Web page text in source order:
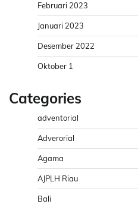
Februari 2023
Januari 2023
Desember 2022
Oktober 1
Categories
adventorial
Adverorial
Agama
AJPLH Riau
Bali